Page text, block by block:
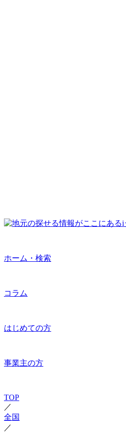
ホーム・検索
コラム
はじめての方
事業主の方
TOP
／
全国
／